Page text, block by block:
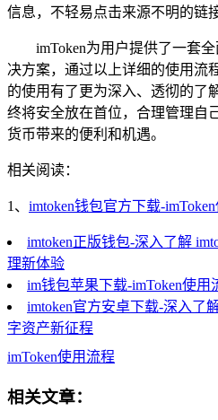
信息，不轻易点击来源不明的链
imToken为用户提供了一套
决方案，通过以上详细的使用流
的使用有了更为深入、透彻的了
终将安全放在首位，合理管理自
货币带来的便利和机遇。
相关阅读：
1、 imtoken钱包官方下载-
imtoken正版钱包-深入了解
理新体验
im钱包苹果下载-imToken使用
imtoken官方安卓下载-深入了
字资产新征程
imToken使用流程
相关文章：